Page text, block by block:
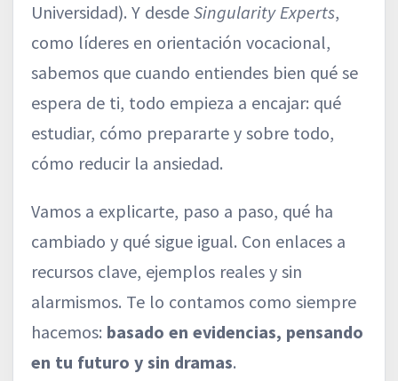
Universidad). Y desde Singularity Experts,
como líderes en orientación vocacional,
sabemos que cuando entiendes bien qué se
espera de ti, todo empieza a encajar: qué
estudiar, cómo prepararte y sobre todo,
cómo reducir la ansiedad.
Vamos a explicarte, paso a paso, qué ha
cambiado y qué sigue igual. Con enlaces a
recursos clave, ejemplos reales y sin
alarmismos. Te lo contamos como siempre
hacemos: basado en evidencias, pensando
en tu futuro y sin dramas.